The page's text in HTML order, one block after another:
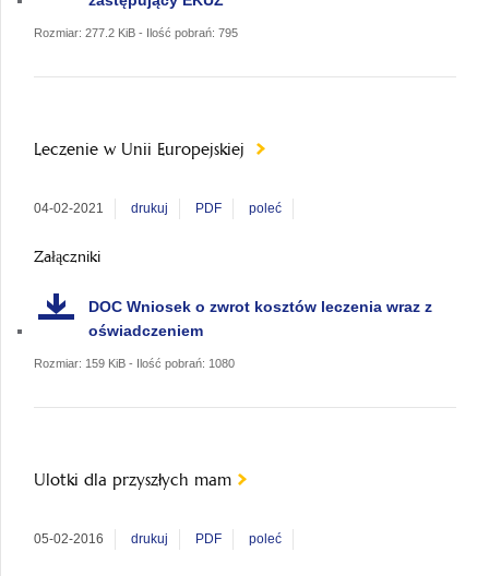
Rozmiar: 277.2 KiB - Ilość pobrań: 795
Leczenie w Unii Europejskiej
04-02-2021 drukuj PDF poleć
Załączniki
DOC Wniosek o zwrot kosztów leczenia wraz z
oświadczeniem
Rozmiar: 159 KiB - Ilość pobrań: 1080
Ulotki dla przyszłych mam
05-02-2016 drukuj PDF poleć